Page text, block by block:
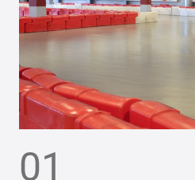
01